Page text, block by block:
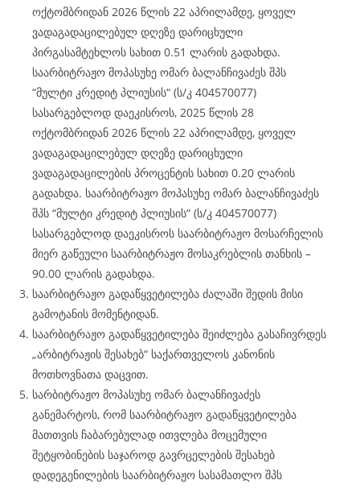
ოქტომბრიდან 2026 წლის 22 აპრილამდე, ყოველ
ვადაგადაცილებულ დღეზე დარიცხული
პირგასამტეხლოს სახით 0.51 ლარის გადახდა.
საარბიტრაჟო მოპასუხე ომარ ბალანჩივაძეს შპს
“მულტი კრედიტ პლიუსის“ (ს/კ 404570077)
სასარგებლოდ დაეკისროს, 2025 წლის 28
ოქტომბრიდან 2026 წლის 22 აპრილამდე, ყოველ
ვადაგადაცილებულ დღეზე დარიცხული
ვადაგადაცილების პროცენტის სახით 0.20 ლარის
გადახდა. საარბიტრაჟო მოპასუხე ომარ ბალანჩივაძეს
შპს “მულტი კრედიტ პლიუსის“ (ს/კ 404570077)
სასარგებლოდ დაეკისროს საარბიტრაჟო მოსარჩელის
მიერ გაწეული საარბიტრაჟო მოსაკრებლის თანხის –
90.00 ლარის გადახდა.
საარბიტრაჟო გადაწყვეტილება ძალაში შედის მისი
გამოტანის მომენტიდან.
საარბიტრაჟო გადაწყვეტილება შეიძლება გასაჩივრდეს
„არბიტრაჟის შესახებ“ საქართველოს კანონის
მოთხოვნათა დაცვით.
სარბიტრაჟო მოპასუხე ომარ ბალანჩივაძეს
განემარტოს, რომ საარბიტრაჟო გადაწყვეტილება
მათთვის ჩაბარებულად ითვლება მოცემული
შეტყობინების საჯაროდ გავრცელების შესახებ
დადეგენილების საარბიტრაჟო სასამათლო შპს